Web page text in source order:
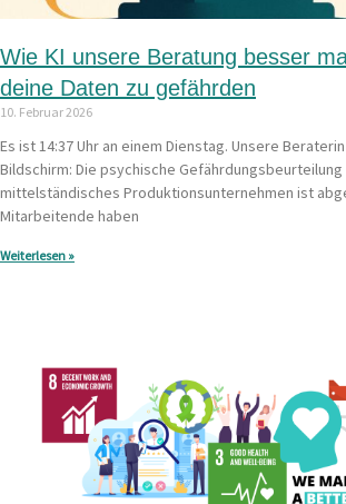
Wie KI unsere Beratung besser
deine Daten zu gefährden
10. Februar 2026
Es ist 14:37 Uhr an einem Dienstag. Unsere
Bildschirm: Die psychische Gefährdungsbeurteilung
mittelständisches Produktionsunternehmen ist
Mitarbeitende haben
Weiterlesen »